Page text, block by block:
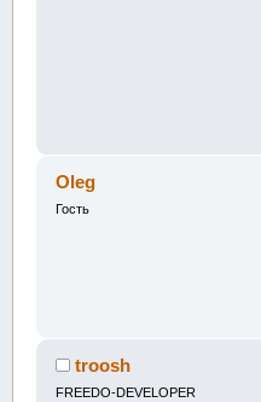
Oleg
Гость
troosh
FREEDO-DEVELOPER